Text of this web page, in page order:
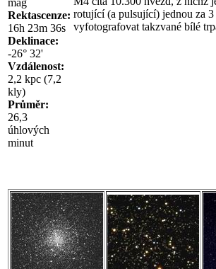
Rektascenze:
16h 23m 36s
Deklinace:
-26° 32'
Vzdálenost:
2,2 kpc (7,2
kly)
Průměr:
26,3
úhlových
minut
rotující (a pulsující) jednou za
vyfotografovat takzvané bílé